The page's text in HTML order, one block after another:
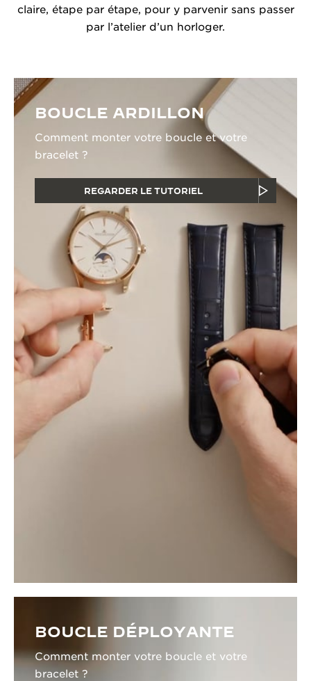
claire, étape par étape, pour y parvenir sans passer
par l’atelier d’un horloger.
BOUCLE ARDILLON
Comment monter votre boucle et votre
bracelet ?
REGARDER LE TUTORIEL
BOUCLE DÉPLOYANTE
Comment monter votre boucle et votre
bracelet ?